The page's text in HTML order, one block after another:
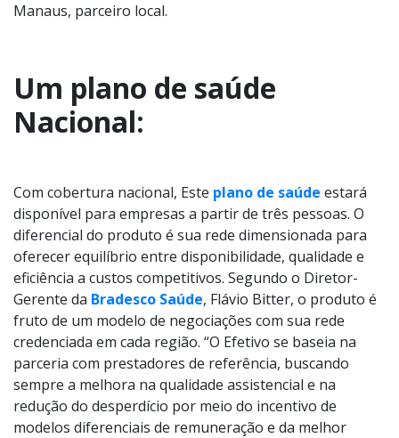
Manaus, parceiro local.
Um plano de saúde
Nacional:
Com cobertura nacional, Este plano de saúde estará
disponível para empresas a partir de três pessoas. O
diferencial do produto é sua rede dimensionada para
oferecer equilíbrio entre disponibilidade, qualidade e
eficiência a custos competitivos. Segundo o Diretor-
Gerente da Bradesco Saúde, Flávio Bitter, o produto é
fruto de um modelo de negociações com sua rede
credenciada em cada região. “O Efetivo se baseia na
parceria com prestadores de referência, buscando
sempre a melhora na qualidade assistencial e na
redução do desperdício por meio do incentivo de
modelos diferenciais de remuneração e da melhor